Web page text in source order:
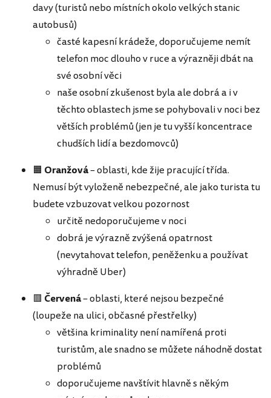
davy (turistů nebo místních okolo velkých stanic
autobusů)
časté kapesní krádeže, doporučujeme nemít
telefon moc dlouho v ruce a výrazněji dbát na
své osobní věci
naše osobní zkušenost byla ale dobrá a i v
těchto oblastech jsme se pohybovali v noci bez
větších problémů (jen je tu vyšší koncentrace
chudších lidí a bezdomovců)
🟧 Oranžová– oblasti, kde žije pracující třída.
Nemusí být vyloženě nebezpečné, ale jako turista tu
budete vzbuzovat velkou pozornost
určitě nedoporučujeme v noci
dobrá je výrazně zvýšená opatrnost
(nevytahovat telefon, peněženku a používat
výhradně Uber)
🟥 Červená– oblasti, které nejsou bezpečné
(loupeže na ulici, občasné přestřelky)
většina kriminality není namířená proti
turistům, ale snadno se můžete náhodně dostat
problémů
doporučujeme navštívit hlavně s někým